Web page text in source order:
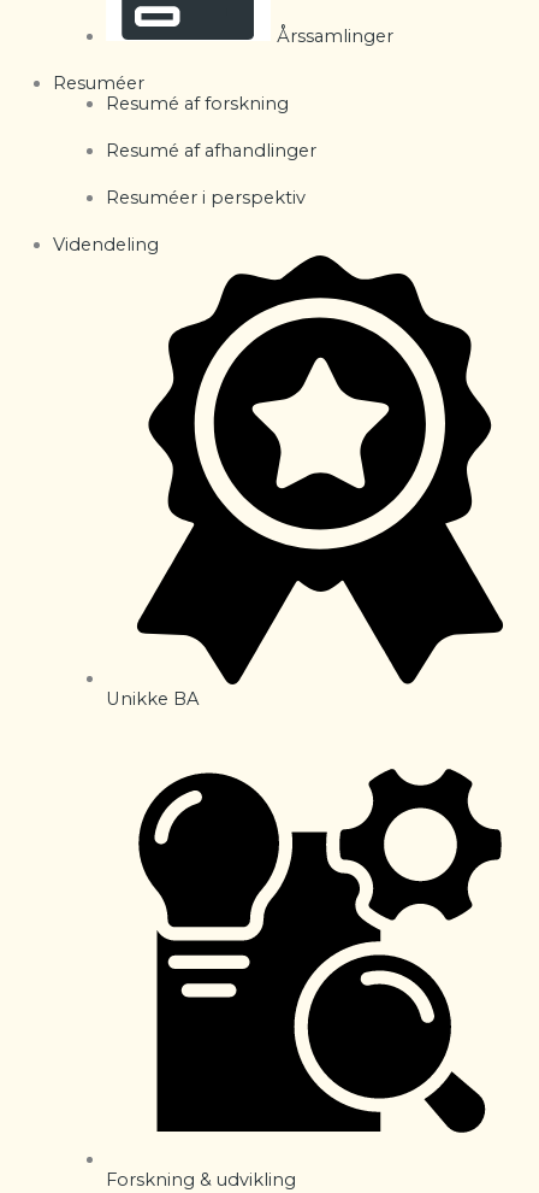
Årssamlinger
Resuméer
Resumé af forskning
Resumé af afhandlinger
Resuméer i perspektiv
Videndeling
Unikke BA
Forskning & udvikling